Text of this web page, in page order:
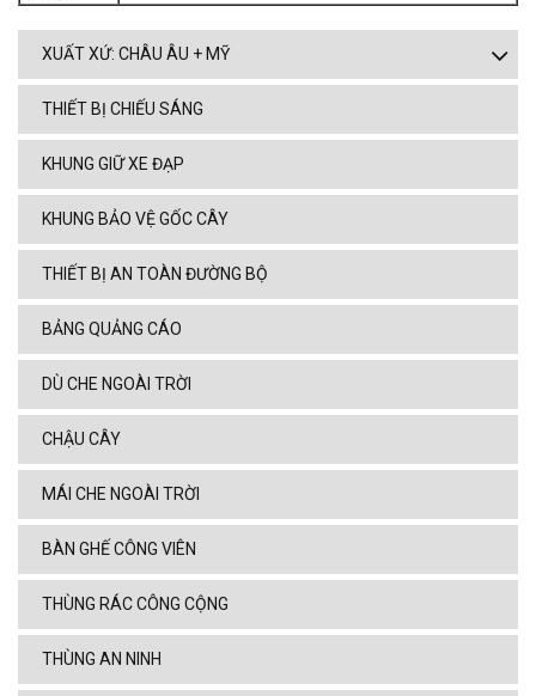
XUẤT XỨ: CHÂU ÂU + MỸ
THIẾT BỊ CHIẾU SÁNG
KHUNG GIỮ XE ĐẠP
KHUNG BẢO VỆ GỐC CÂY
THIẾT BỊ AN TOÀN ĐƯỜNG BỘ
BẢNG QUẢNG CÁO
DÙ CHE NGOÀI TRỜI
CHẬU CÂY
MÁI CHE NGOÀI TRỜI
BÀN GHẾ CÔNG VIÊN
THÙNG RÁC CÔNG CỘNG
THÙNG AN NINH